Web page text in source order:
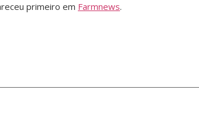
primeiro em Farmnews.